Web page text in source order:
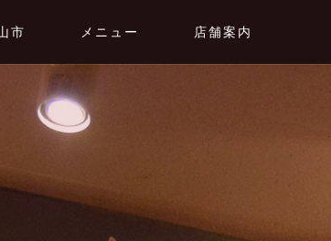
市 メニュー 店舗案内